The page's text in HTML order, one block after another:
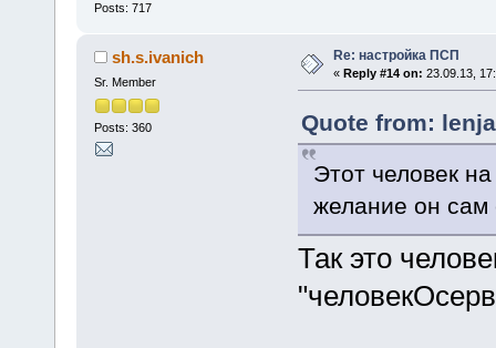
Posts: 717
sh.s.ivanich
Sr. Member
Posts: 360
Re: настройка ПСП
« Reply #14 on: 23.09.13,
Quote from:
Этот человек
желание он сам
Так это